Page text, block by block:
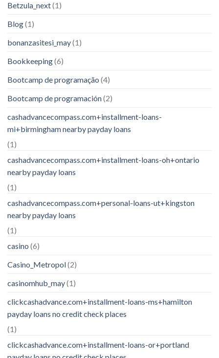
Betzula_next(1)
Blog(1)
bonanzasitesi_may(1)
Bookkeeping(6)
Bootcamp de programação (4)
Bootcamp de programación(2)
cashadvancecompass.com+installment-loans-
mi+birmingham nearby payday loans
(1)
cashadvancecompass.com+installment-loans-oh+ontario
nearby payday loans
(1)
cashadvancecompass.com+personal-loans-ut+kingston
nearby payday loans
(1)
casino (6)
Casino_Metropol(2)
casinomhub_may(1)
clickcashadvance.com+installment-loans-ms+hamilton
payday loans no credit check places
(1)
clickcashadvance.com+installment-loans-or+portland